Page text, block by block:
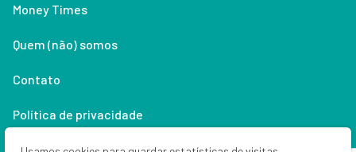
Money Times
Quem (não) somos
Contato
Política de privacidade